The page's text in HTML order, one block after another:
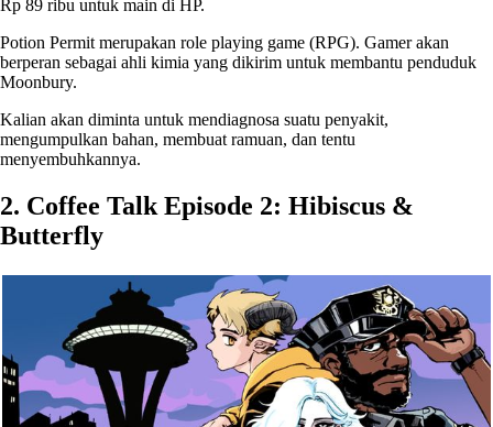
Rp 89 ribu untuk main di HP.
Potion Permit merupakan role playing game (RPG). Gamer akan
berperan sebagai ahli kimia yang dikirim untuk membantu penduduk
Moonbury.
Kalian akan diminta untuk mendiagnosa suatu penyakit,
mengumpulkan bahan, membuat ramuan, dan tentu
menyembuhkannya.
2. Coffee Talk Episode 2: Hibiscus &
Butterfly